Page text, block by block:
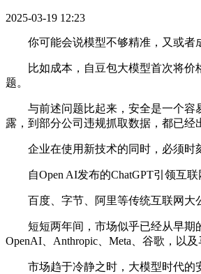
2025-03-19 12:23
你可能会说模型不够精准，又或者成
比如成本，自豆包大模型首次将价格
题。
与前述问题比起来，安全是一个容易
露，到部分公司违规抓取数据，都已经
企业在使用新技术的同时，必须时刻
自Open AI发布的ChatGPT引领互联
百度、字节、阿里等传统互联网大公
短短两年间，市场似乎已经从早期的
OpenAI、Anthropic、Meta、谷歌，以
市场趋于冷静之时，大模型时代的安